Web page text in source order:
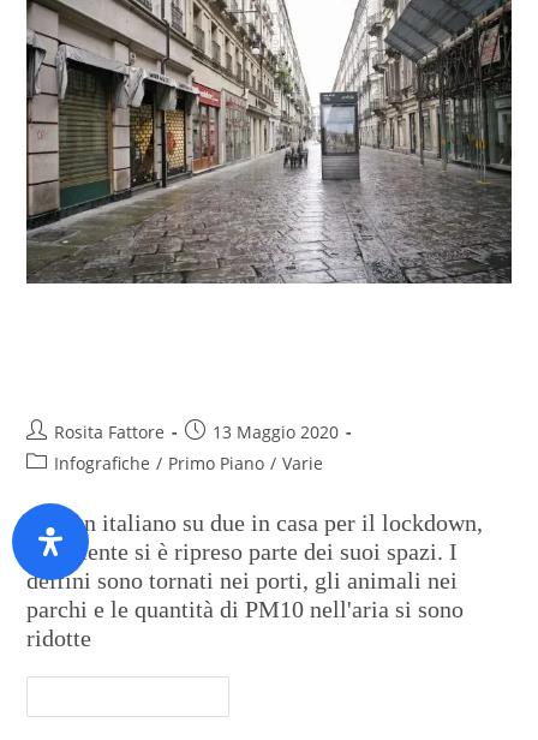
Rosita Fattore
13 Maggio 2020
Infografiche / Primo Piano / Varie
Con un italiano su due in casa per il lockdown,
l'ambiente si è ripreso parte dei suoi spazi. I
delfini sono tornati nei porti, gli animali nei
parchi e le quantità di PM10 nell'aria si sono
ridotte